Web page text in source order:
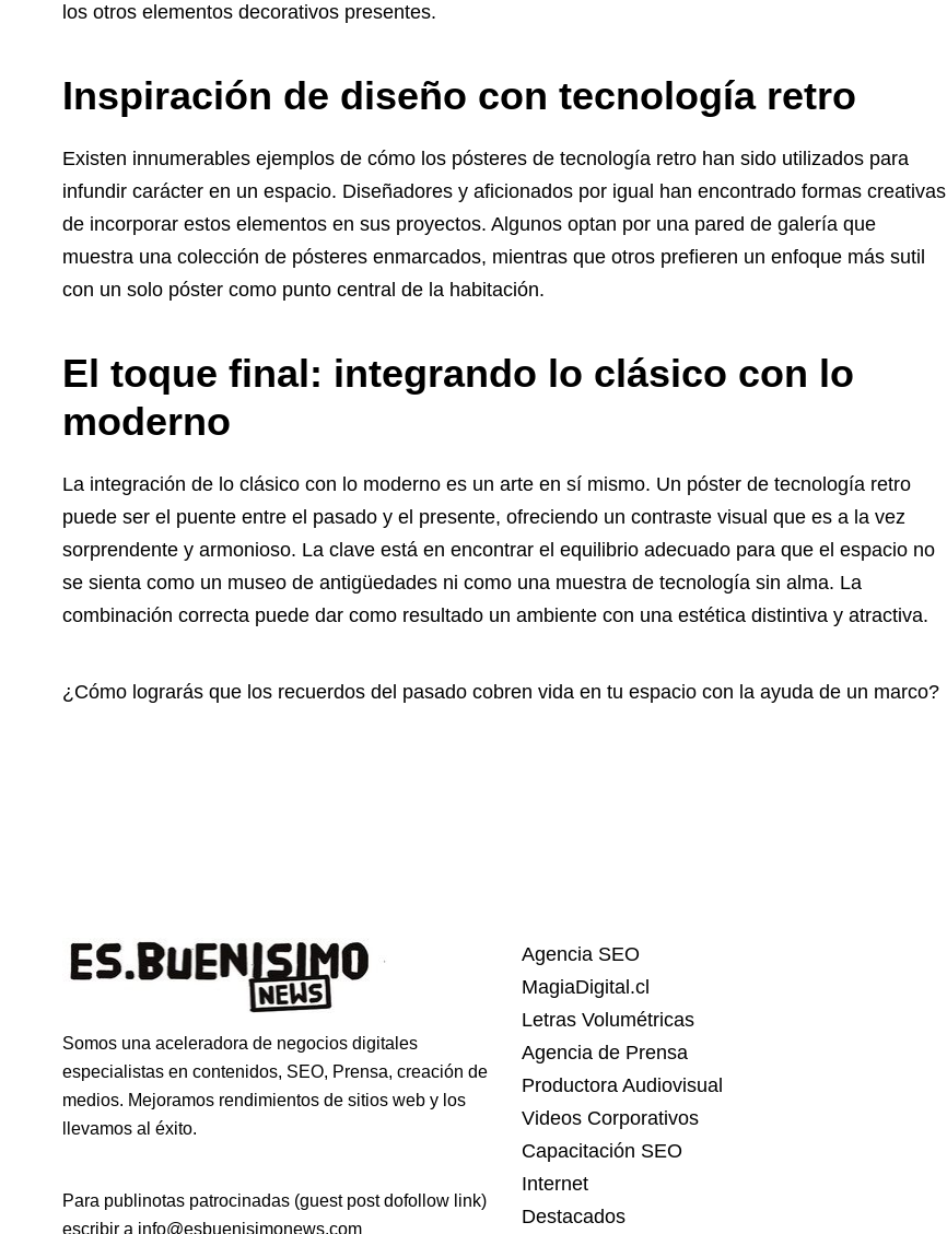
los otros elementos decorativos presentes.
Inspiración de diseño con tecnología retro
Existen innumerables ejemplos de cómo los pósteres de tecnología retro han sido utilizados para
infundir carácter en un espacio. Diseñadores y aficionados por igual han encontrado formas creativas
de incorporar estos elementos en sus proyectos. Algunos optan por una pared de galería que
muestra una colección de pósteres enmarcados, mientras que otros prefieren un enfoque más sutil
con un solo póster como punto central de la habitación.
El toque final: integrando lo clásico con lo
moderno
La integración de lo clásico con lo moderno es un arte en sí mismo. Un póster de tecnología retro
puede ser el puente entre el pasado y el presente, ofreciendo un contraste visual que es a la vez
sorprendente y armonioso. La clave está en encontrar el equilibrio adecuado para que el espacio no
se sienta como un museo de antigüedades ni como una muestra de tecnología sin alma. La
combinación correcta puede dar como resultado un ambiente con una estética distintiva y atractiva.
¿Cómo lograrás que los recuerdos del pasado cobren vida en tu espacio con la ayuda de un marco?
Somos una aceleradora de negocios digitales
especialistas en contenidos, SEO, Prensa, creación de
medios. Mejoramos rendimientos de sitios web y los
llevamos al éxito.
Para publinotas patrocinadas (guest post dofollow link)
escribir a info@esbuenisimonews.com
Agencia SEO
MagiaDigital.cl
Letras Volumétricas
Agencia de Prensa
Productora Audiovisual
Videos Corporativos
Capacitación SEO
Internet
Destacados